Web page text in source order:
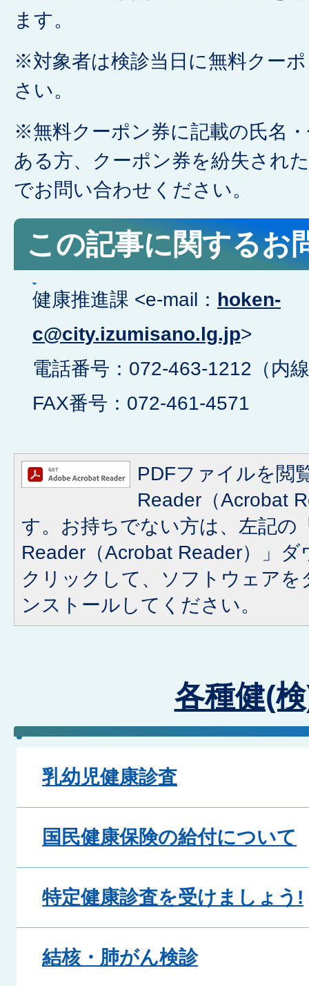
ます。
※対象者は検診当日に無料クー
さい。
※無料クーポン券に記載の氏名
ある方、クーポン券を紛失され
でお問い合わせください。
この記事に関するお
健康推進課 <e-mail： hoken-
c@city.izumisano.lg.jp>
電話番号：072-463-1212（内
FAX番号：072-461-4571
PDFファイルを閲
Reader（Acrobat
す。お持ちでない方は、左記の
Reader（Acrobat Reader）」
クリックして、ソフトウェア
ンストールしてください。
各種健(
乳幼児健康診査
国民健康保険の給付について
特定健康診査を受けましょう!
結核・肺がん検診